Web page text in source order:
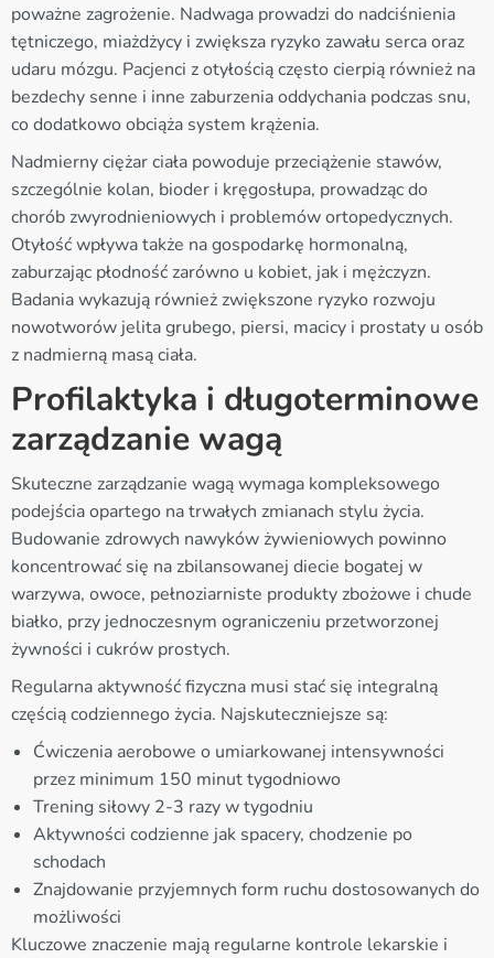
poważne zagrożenie. Nadwaga prowadzi do nadciśnienia
tętniczego, miażdżycy i zwiększa ryzyko zawału serca oraz
udaru mózgu. Pacjenci z otyłością często cierpią również na
bezdechy senne i inne zaburzenia oddychania podczas snu,
co dodatkowo obciąża system krążenia.
Nadmierny ciężar ciała powoduje przeciążenie stawów,
szczególnie kolan, bioder i kręgosłupa, prowadząc do
chorób zwyrodnieniowych i problemów ortopedycznych.
Otyłość wpływa także na gospodarkę hormonalną,
zaburzając płodność zarówno u kobiet, jak i mężczyzn.
Badania wykazują również zwiększone ryzyko rozwoju
nowotworów jelita grubego, piersi, macicy i prostaty u osób
z nadmierną masą ciała.
Profilaktyka i długoterminowe
zarządzanie wagą
Skuteczne zarządzanie wagą wymaga kompleksowego
podejścia opartego na trwałych zmianach stylu życia.
Budowanie zdrowych nawyków żywieniowych powinno
koncentrować się na zbilansowanej diecie bogatej w
warzywa, owoce, pełnoziarniste produkty zbożowe i chude
białko, przy jednoczesnym ograniczeniu przetworzonej
żywności i cukrów prostych.
Regularna aktywność fizyczna musi stać się integralną
częścią codziennego życia. Najskuteczniejsze są:
Ćwiczenia aerobowe o umiarkowanej intensywności
przez minimum 150 minut tygodniowo
Trening siłowy 2-3 razy w tygodniu
Aktywności codzienne jak spacery, chodzenie po
schodach
Znajdowanie przyjemnych form ruchu dostosowanych do
możliwości
Kluczowe znaczenie mają regularne kontrole lekarskie i